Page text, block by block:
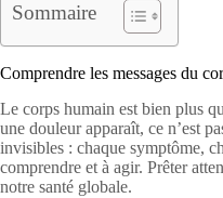
Sommaire
Comprendre les messages du
Le corps humain est bien plus
une douleur apparaît, ce n’est
invisibles : chaque symptôme,
comprendre et à agir. Prêter
notre santé globale.